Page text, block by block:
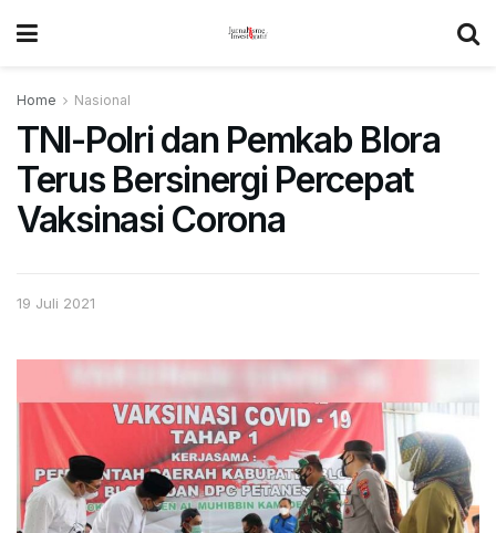
Home Nasional
TNI-Polri dan Pemkab Blora
Terus Bersinergi Percepat
Vaksinasi Corona
19 Juli 2021